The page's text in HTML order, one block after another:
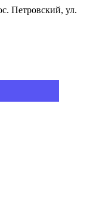
Петровский, ул.